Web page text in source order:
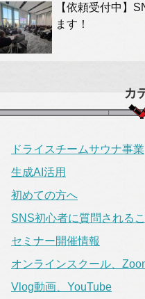
【依頼受付中】
ます！
カ
ドライスチームサウナ事業
生成AI活用
初めての方へ
SNS初心者に質問される
セミナー開催情報
オンラインスクール、
Vlog動画、YouTube